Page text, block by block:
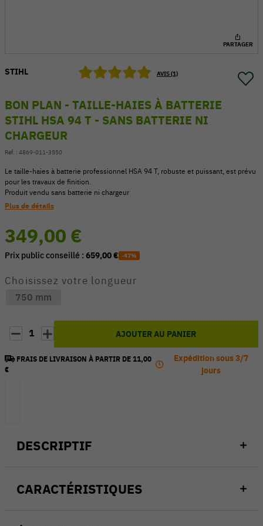
V
PARTAGER
DESCRIPTIF
CARACTÉRISTIQUES
STIHL AVIS (1)
BON PLAN - TAILLE-HAIES À BATTERIE
STIHL HSA 94 T - SANS BATTERIE NI
CHARGEUR
Réf. : 4869-011-3550
Le taille-haies à batterie professionnel HSA 94 T, robuste et puissant, est prévu
pour les travaux de finition.
Produit vendu sans batterie ni chargeur
Plus de détails
349,00 €
Prix public conseillé : 659,00 € -47%
Choisissez votre longueur
750 mm
1 AJOUTER AU PANIER
FRAIS DE LIVRAISON À PARTIR DE 11,00
€
Expédition sous 3/7
jours